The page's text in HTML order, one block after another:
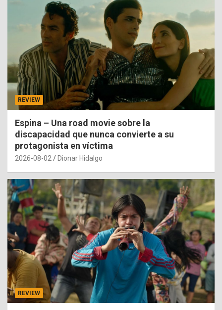
REVIEW
Espina – Una road movie sobre la
discapacidad que nunca convierte a su
protagonista en víctima
2026-08-02 Dionar Hidalgo
REVIEW